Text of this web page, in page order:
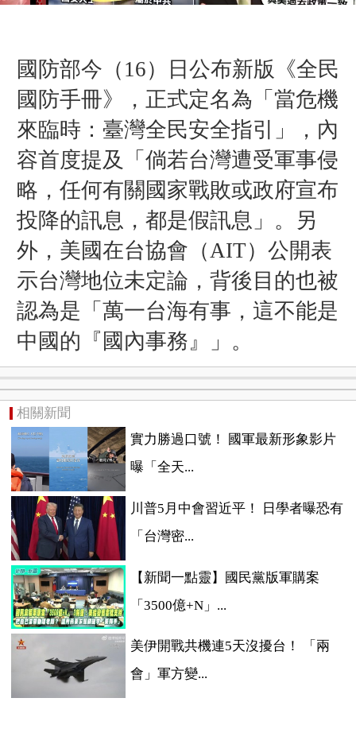
國防部今（16）日公布新版《全民
國防手冊》，正式定名為「當危機
來臨時：臺灣全民安全指引」，內
容首度提及「倘若台灣遭受軍事侵
略，任何有關國家戰敗或政府宣布
投降的訊息，都是假訊息」。另
外，美國在台協會（AIT）公開表
示台灣地位未定論，背後目的也被
認為是「萬一台海有事，這不能是
中國的『國內事務』」。
相關新聞
實力勝過口號！ 國軍最新形象影片
曝「全天...
川普5月中會習近平！ 日學者曝恐有
「台灣密...
【新聞一點靈】國民黨版軍購案
「3500億+N」...
美伊開戰共機連5天沒擾台！ 「兩
會」軍方變...